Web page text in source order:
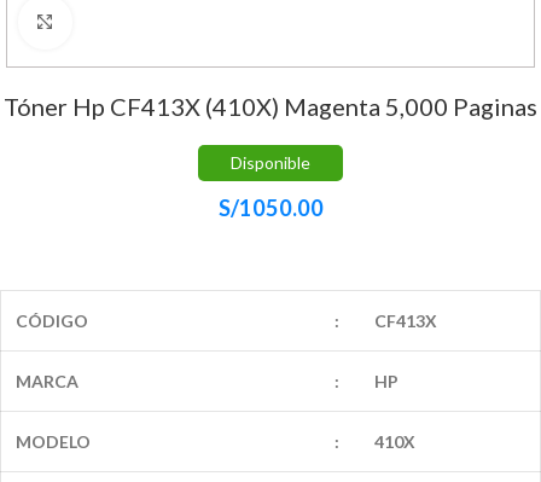
Tóner Hp CF413X (410X) Magenta 5,000 Paginas
Disponible
S/1050.00
CÓDIGO : CF413X
MARCA : HP
MODELO : 410X